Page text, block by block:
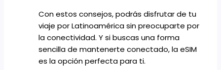
Con estos consejos, podrás disfrutar de tu
viaje por Latinoamérica sin preocuparte por
la conectividad. Y si buscas una forma
sencilla de mantenerte conectado, la eSIM
es la opción perfecta para ti.